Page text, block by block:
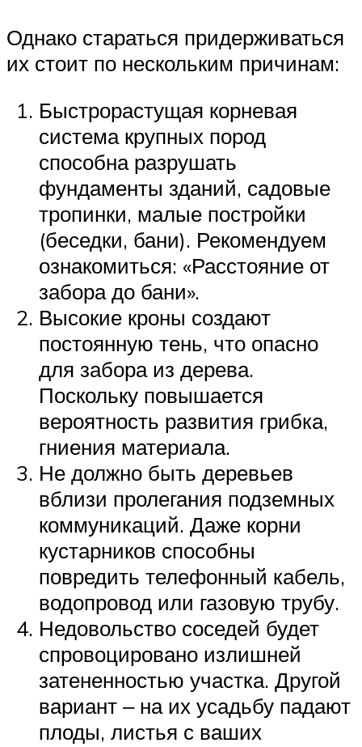
Однако стараться придерживаться
их стоит по нескольким причинам:
Быстрорастущая корневая
система крупных пород
способна разрушать
фундаменты зданий, садовые
тропинки, малые постройки
(беседки, бани). Рекомендуем
ознакомиться: «Расстояние от
забора до бани».
Высокие кроны создают
постоянную тень, что опасно
для забора из дерева.
Поскольку повышается
вероятность развития грибка,
гниения материала.
Не должно быть деревьев
вблизи пролегания подземных
коммуникаций. Даже корни
кустарников способны
повредить телефонный кабель,
водопровод или газовую трубу.
Недовольство соседей будет
спровоцировано излишней
затененностью участка. Другой
вариант ‒ на их усадьбу падают
плоды, листья с ваших